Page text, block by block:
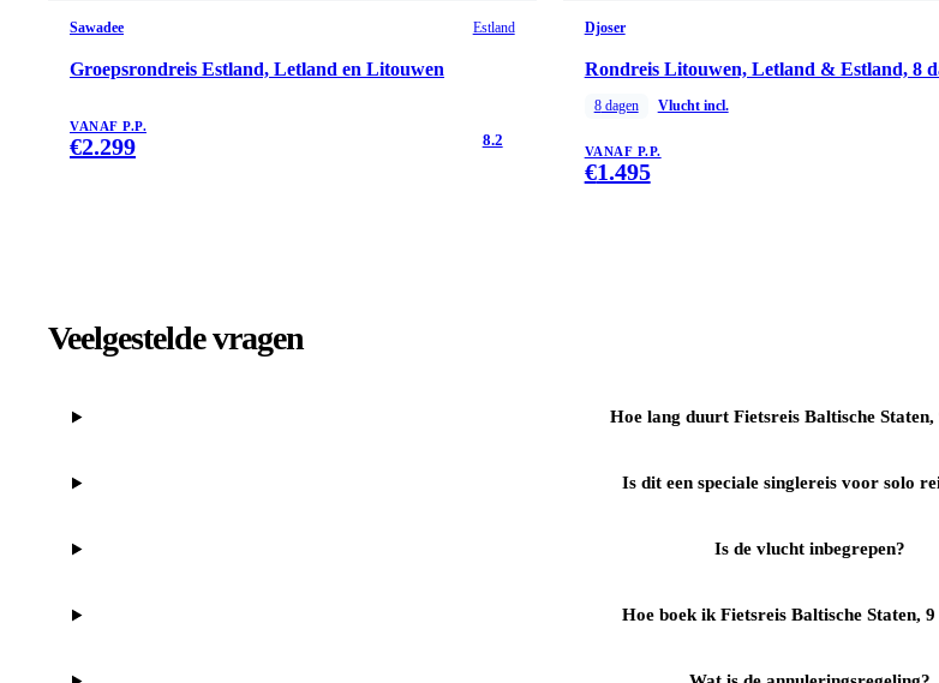
Sawadee Estland
Groepsrondreis Estland, Letland en Litouwen
VANAF P.P.
€2.299 8.2
Djoser
Rondreis Litouwen, Letland & Estland, 8
8dagen Vlucht incl.
VANAF P.P.
€1.495
Veelgestelde vragen
Hoe lang duurt Fietsreis Baltische Staten,
Is dit een speciale singlereis voor solo
Is de vlucht inbegrepen?
Hoe boek ik Fietsreis Baltische Staten, 9